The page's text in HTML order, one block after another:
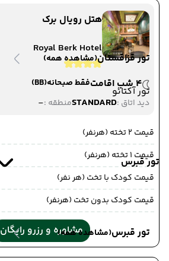
تور قزاقستان(مشاهده همه)
تور آکتائو
تور قبرس
تور قبرس(مشاهده همه)
هتل رویال برک
Royal Berk Hotel
4 شب اقامت
فقط صبحانه(BB)
دید اتاق :STANDARDمنطقه :-
قیمت 2 تخته (هرنفر)
قیمت 1 تخته (هرنفر)
قیمت کودک با تخت (هر نفر)
قیمت کودک بدون تخت (هرنفر)
مشاوره و رزرو رایگان